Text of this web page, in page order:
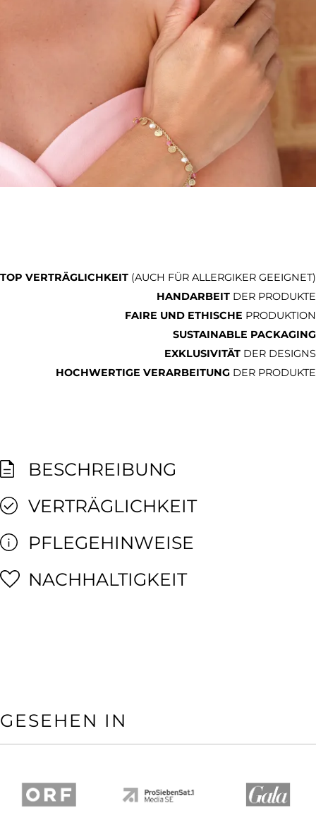
TOP VERTRÄGLICHKEIT (AUCH FÜR ALLERGIKER GEEIGNET)
HANDARBEIT DER PRODUKTE
FAIRE UND ETHISCHE PRODUKTION
SUSTAINABLE PACKAGING
EXKLUSIVITÄT DER DESIGNS
HOCHWERTIGE VERARBEITUNG DER PRODUKTE
BESCHREIBUNG
VERTRÄGLICHKEIT
PFLEGEHINWEISE
NACHHALTIGKEIT
GESEHEN IN